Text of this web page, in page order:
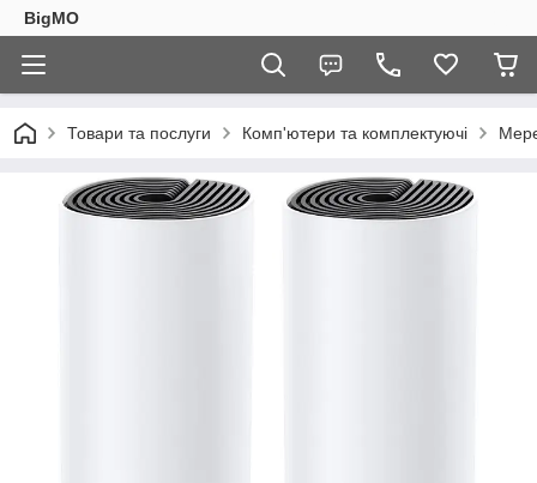
BigMO
Товари та послуги Комп'ютери та комплектуючі